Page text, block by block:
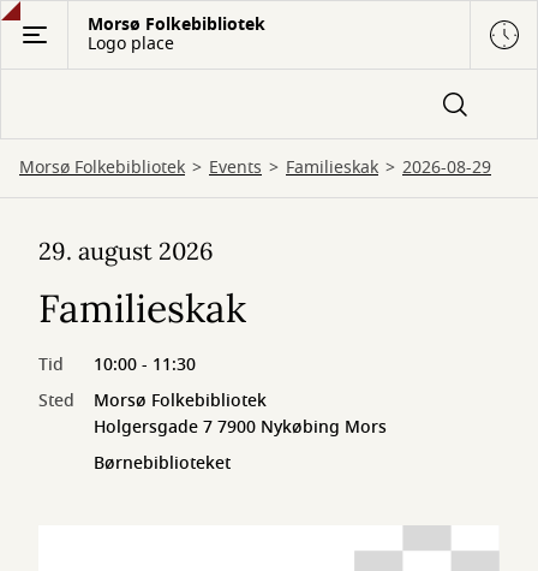
Gå
hovedindhold
Morsø Folkebibliotek
Logo place
Morsø Folkebibliotek Events Familieskak 2026-08-29
29. august 2026
Familieskak
Tid
10:00 - 11:30
Sted
Morsø Folkebibliotek
Holgersgade 7 7900 Nykøbing Mors
Børnebiblioteket